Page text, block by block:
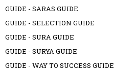
GUIDE - SARAS GUIDE
GUIDE - SELECTION GUIDE
GUIDE - SURA GUIDE
GUIDE - SURYA GUIDE
GUIDE - WAY TO SUCCESS GUIDE